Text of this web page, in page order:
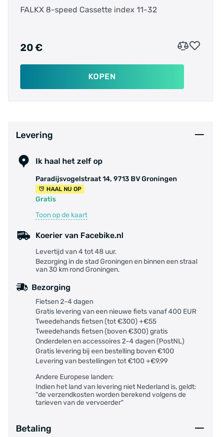
FALKX 8-speed Cassette index 11-32
20 €
KOPEN
Levering
Ik haal het zelf op
Paradijsvogelstraat 14, 9713 BV Groningen
HAAL NU OP
Gratis
Toon op de kaart
Koerier van Facebike.nl
Levertijd van 4 tot 48 uur.
Bezorging in de stad Groningen en binnen een straal
van 30 km rond Groningen.
Bezorging
Fietsen 2-4 dagen
Gratis levering van een nieuwe fiets vanaf 400 EUR
Tweedehands fietsen (tot €300) +€55
Tweedehands fietsen (boven €300) gratis
Onderdelen en accessoires 2-4 dagen (PostNL)
Gratis levering bij een bestelling boven €100
Levering van bestellingen tot €100 +€9,99
Andere Europese landen:
Indien het land van levering niet Nederland is, geldt:
"de verzendkosten worden berekend volgens de
tarieven van de vervoerder"
Betaling